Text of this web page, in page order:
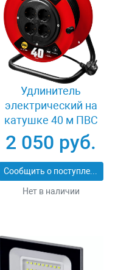
Удлинитель
электрический на
катушке 40 м ПВС
3х0.75 кв мм 4
гнезда Зубр 55083-40
2 050 руб.
Сообщить о поступлении
Нет в наличии